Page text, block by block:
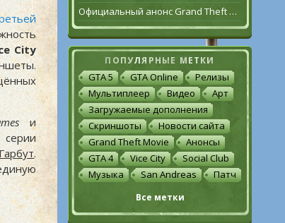
City
и
.
Официальный анонс Grand Theft Auto: The Trilogy – The Definitive Edition
ПОПУЛЯРНЫЕ МЕТКИ
GTA 5 GTA Online
Релизы
Мультиплеер
Видео
Арт
Загружаемые дополнения
Скриншоты
Новости сайта
Grand Theft Movie
Анонсы
GTA 4
Vice City
Social Club
Музыка
San Andreas Патч
Все метки